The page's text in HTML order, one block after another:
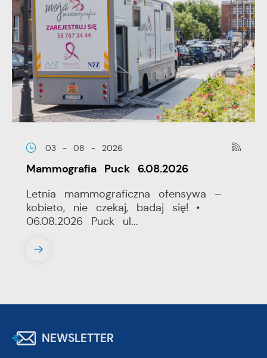
03 - 08 - 2026
Mammografia Puck 6.08.2026
Letnia mammograficzna ofensywa –
kobieto, nie czekaj, badaj się! •
06.08.2026 Puck ul...
NEWSLETTER